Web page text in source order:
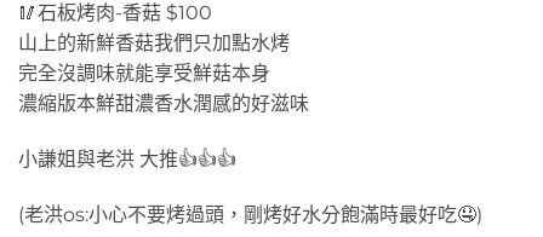
🥢石板烤肉-香菇 $100
山上的新鮮香菇我們只加點水烤
完全沒調味就能享受鮮菇本身
濃縮版本鮮甜濃香水潤感的好滋味
小謙姐與老洪 大推👍👍👍
(老洪os:小心不要烤過頭，剛烤好水分飽滿時最好吃🤤)